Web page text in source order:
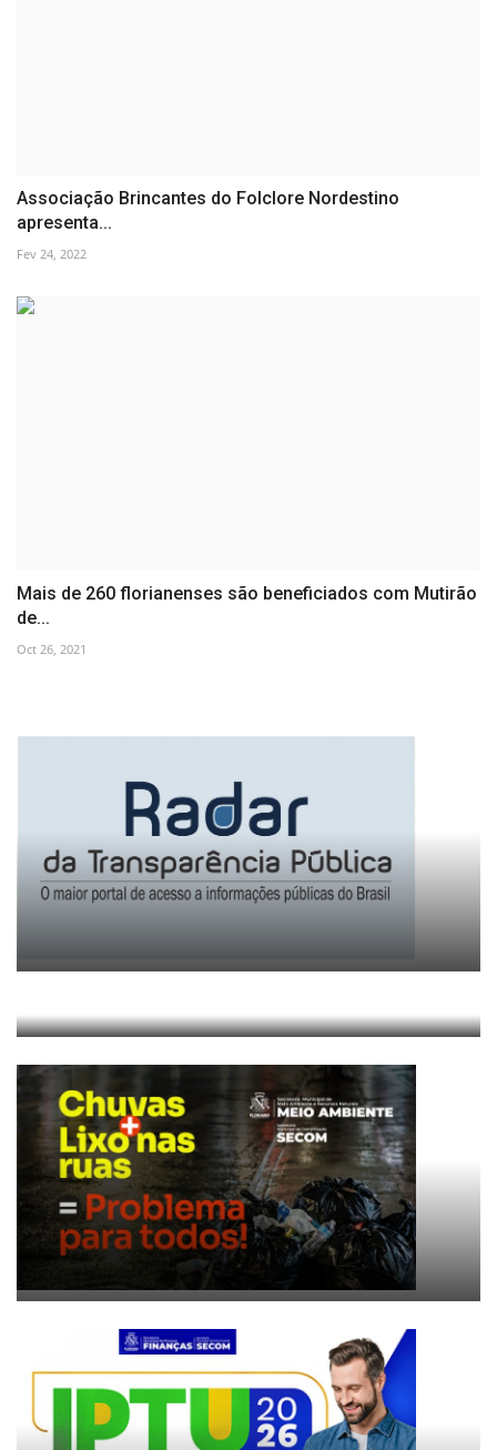
Associação Brincantes do Folclore Nordestino
apresenta...
Fev 24, 2022
Mais de 260 florianenses são beneficiados com Mutirão
de...
Oct 26, 2021